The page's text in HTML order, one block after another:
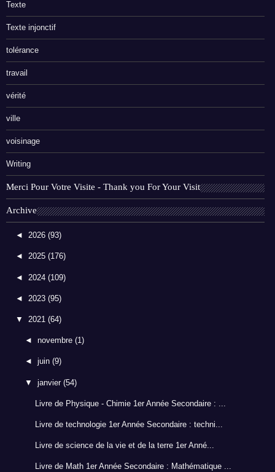
Texte
Texte injonctif
tolérance
travail
vérité
ville
voisinage
Writing
Merci Pour Votre Visite - Thank you For Your Visit
Archive
◄ 2026 (93)
◄ 2025 (176)
◄ 2024 (109)
◄ 2023 (95)
▼ 2021 (64)
◄novembre(1)
◄juin(9)
▼janvier(54)
Livre de Physique - Chimie 1er Année Secondaire : ...
Livre de technologie 1er Année Secondaire : techni...
Livre de science de la vie et de la terre 1er Anné...
Livre de Math 1er Année Secondaire : Mathématique ...